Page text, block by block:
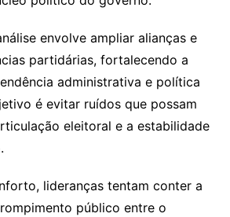
envolve ampliar alianças e
partidárias, fortalecendo a
administrativa e política
é evitar ruídos que possam
eleitoral e a estabilidade
lideranças tentam conter a
público entre o